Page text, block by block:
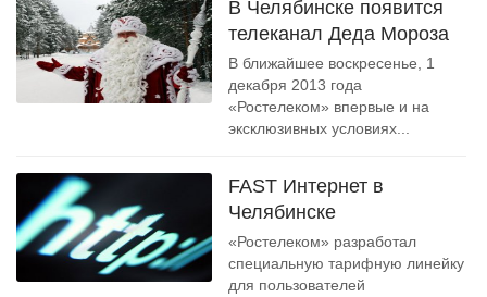
В Челябинске появится
телеканал Деда Мороза
В ближайшее воскресенье, 1
декабря 2013 года
«Ростелеком» впервые и на
эксклюзивных условиях...
FAST Интернет в
Челябинске
«Ростелеком» разработал
специальную тарифную линейку
для пользователей